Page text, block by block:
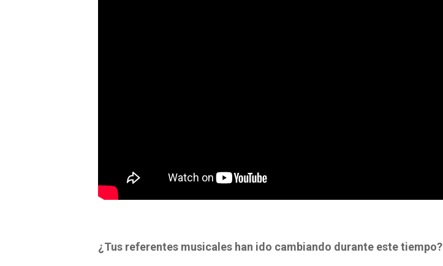
¿Tus referentes musicales han ido cambiando durante este tiempo?